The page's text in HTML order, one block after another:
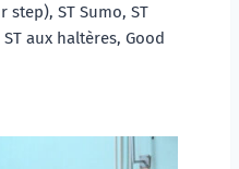
step), ST Sumo, ST
aux haltères, Good